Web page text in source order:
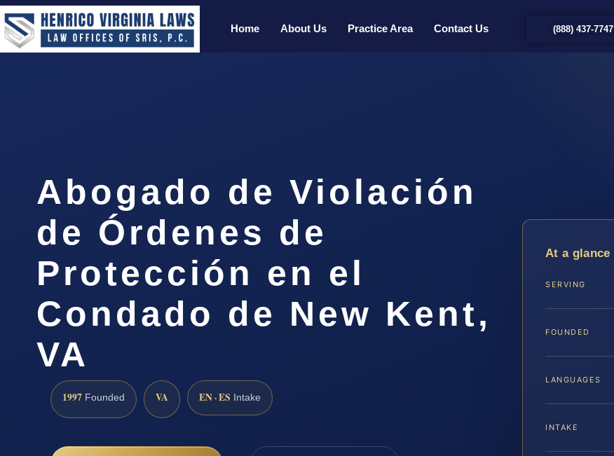
Home About Us Practice Area Contact Us (888) 437-7747
Abogado de Violación
de Órdenes de
Protección en el
Condado de New Kent,
VA
1997 Founded VA EN · ES Intake
At a glance
SERVING
FOUNDED
LANGUAGES
INTAKE